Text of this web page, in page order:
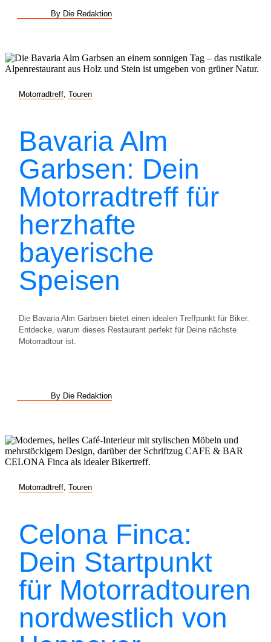
By Die Redaktion
Motorradtreff Touren
Bavaria Alm
Garbsen: Dein
Motorradtreff für
herzhafte
bayerische
Speisen
Die Bavaria Alm Garbsen bietet einen idealen Treffpunkt für Biker.
Entdecke, warum dieses Restaurant perfekt für Deine nächste
Motorradtour ist.
By Die Redaktion
Motorradtreff Touren
Celona Finca:
Dein Startpunkt
für Motorradtouren
nordwestlich von